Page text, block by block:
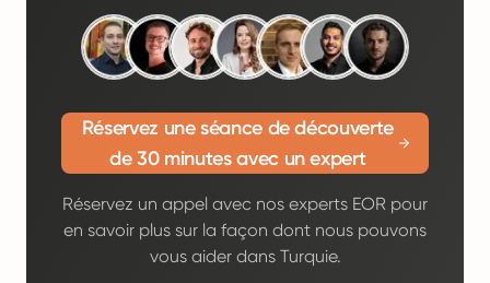
Réservez une séance de découverte
de 30 minutes avec un expert
Réservez un appel avec nos experts EOR pour
en savoir plus sur la façon dont nous pouvons
vous aider dans Turquie.